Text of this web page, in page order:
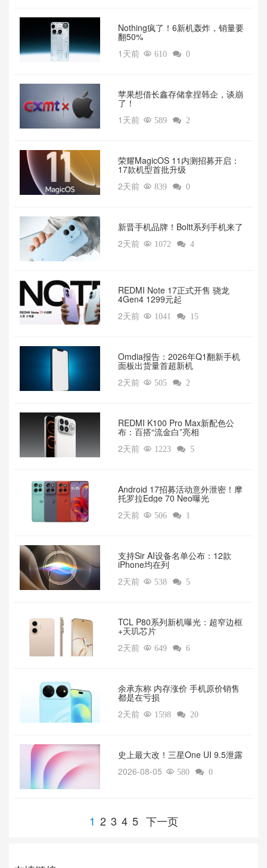
‌Nothing疯了！6新机轰炸，销量要
翻50%‌
1天前  610  0
苹果想借长鑫存储拿捏韩企，谈崩
了！
1天前  589  2
荣耀MagicOS 11内测招募开启：
17款机型首批升级
2天前  839  0
新晋手机品牌！Boltt系列手机来了
2天前  1072  4
REDMI Note 17正式开售 骁龙
4Gen4 1299元起
2天前  1041  15
Omdia报告：2026年Q1翻新手机
面板出货量首超新机
2天前  505  2
REDMI K100 Pro Max新配色公
布：百搭“流金白”亮相
2天前  1223  5
Android 17招募活动意外泄密！摩
托罗拉Edge 70 Neo曝光
2天前  506  1
支持Sir AI设备名单公布：12款
iPhone均在列
2天前  538  5
TCL P80系列新机曝光：超窄边框
+天玑芯片
2天前  649  6
余承东称 内存涨价 手机原价销售
都是在亏损
2天前  1598  20
‌史上最大改！三星One UI 9.5泄露
2026-08-05  580  0
1 2 3 4 5 下一页